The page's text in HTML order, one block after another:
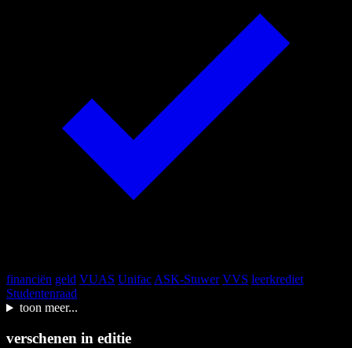
financiën geld VUAS Unifac ASK-Stuwer VVS leerkrediet
Studentenraad
toon meer...
verschenen in editie